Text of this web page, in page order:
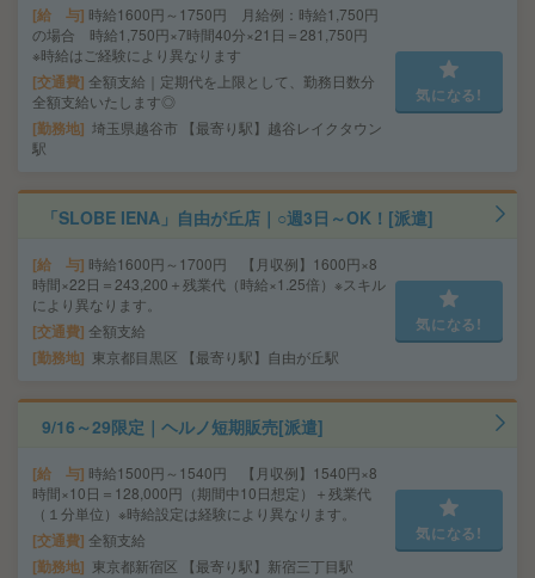
給 与 時給1600円～1750円 月給例：時給1,750円
の場合 時給1,750円×7時間40分×21日＝281,750円
※時給はご経験により異なります
交通費 全額支給｜定期代を上限として、勤務日数分
全額支給いたします◎
勤務地 埼玉県越谷市 【最寄り駅】越谷レイクタウン
駅
気になる!
「SLOBE IENA」自由が丘店｜○週3日～OK！[派遣]
給 与 時給1600円～1700円 【月収例】1600円×8
時間×22日＝243,200＋残業代（時給×1.25倍）※スキル
により異なります。
交通費 全額支給
勤務地 東京都目黒区 【最寄り駅】自由が丘駅
気になる!
9/16～29限定｜ヘルノ短期販売[派遣]
給 与 時給1500円～1540円 【月収例】1540円×8
時間×10日＝128,000円（期間中10日想定）＋残業代
（１分単位）※時給設定は経験により異なります。
交通費 全額支給
勤務地 東京都新宿区 【最寄り駅】新宿三丁目駅
気になる!